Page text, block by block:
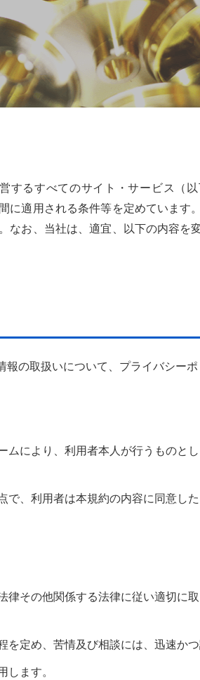
するすべてのサイト・サービス（
適用される条件等を定めています
お、当社は、適宜、以下の内容を
の取扱いについて、プライバシーポ
により、利用者本人が行うものとし
、利用者は本規約の内容に同意した
その他関係する法律に従い適切に
定め、苦情及び相談には、迅速かつ
します。